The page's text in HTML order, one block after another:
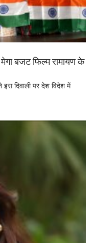
बजट फिल्म रामायण के
इस दिवाली पर देश विदेश में